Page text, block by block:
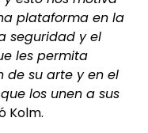
plataforma en la
seguridad y el
les permita
de su arte y en el
los unen a sus
Kolm.